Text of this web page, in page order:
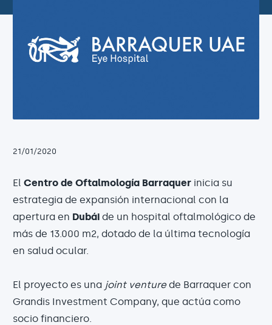
21/01/2020
El Centro de Oftalmología Barraquer inicia su
estrategia de expansión internacional con la
apertura en Dubái de un hospital oftalmológico de
más de 13.000 m2, dotado de la última tecnología
en salud ocular.
El proyecto es una joint venturede Barraquer con
Grandis Investment Company, que actúa como
socio financiero.